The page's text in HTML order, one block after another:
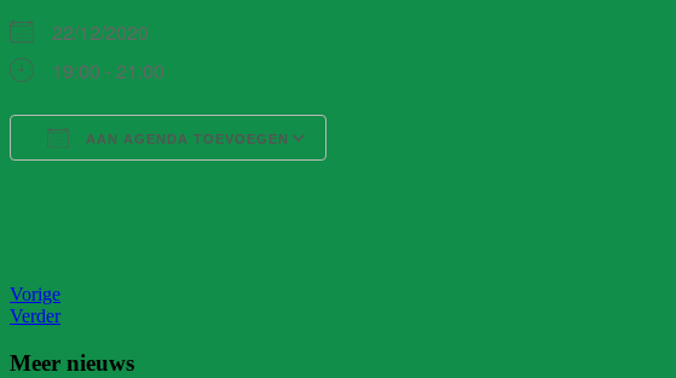
22/12/2020
19:00 - 21:00
AAN AGENDA TOEVOEGEN
Vorige
Verder
Meer nieuws